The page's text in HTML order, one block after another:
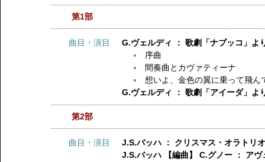
第1部
曲目・演目
G.ヴェルディ ： 歌劇「ナブッコ」よ
序曲
間奏曲とカヴァティーナ
想いよ、金色の翼に乗って飛ん
G.ヴェルディ ： 歌劇「アイーダ」よ
第2部
曲目・演目
J.S.バッハ ： クリスマス・オラトリ
J.S.バッハ 【編曲】 C.グノー ： アヴ